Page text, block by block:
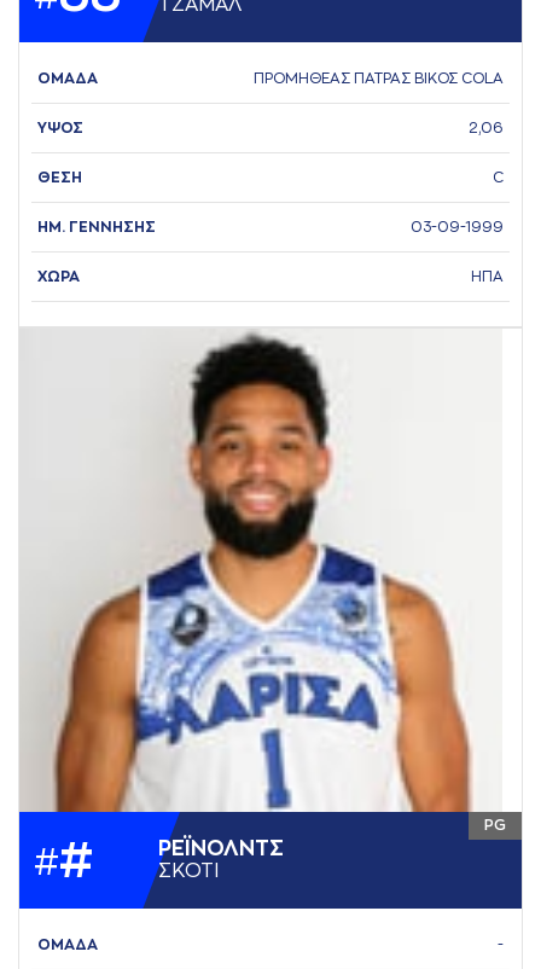
ΤΖAΜAΛ
ΟΜΑΔΑ ΠΡΟΜΗΘΕΑΣ ΠΑΤΡΑΣ ΒΙΚΟΣ COLA
ΥΨΟΣ 2,06
ΘΕΣΗ C
ΗΜ. ΓΕΝΝΗΣΗΣ 03-09-1999
ΧΩΡΑ ΗΠΑ
## ΡΕΪΝΟΛΝΤΣ
ΣΚΟΤΙ
PG
ΟΜΑΔΑ -